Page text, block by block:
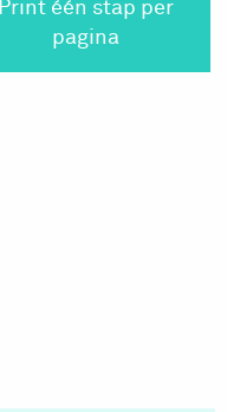
Print één stap per
pagina